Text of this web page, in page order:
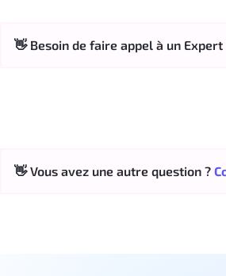
👋 Besoin de faire appel à un Expert
👋 Vous avez une autre question ?